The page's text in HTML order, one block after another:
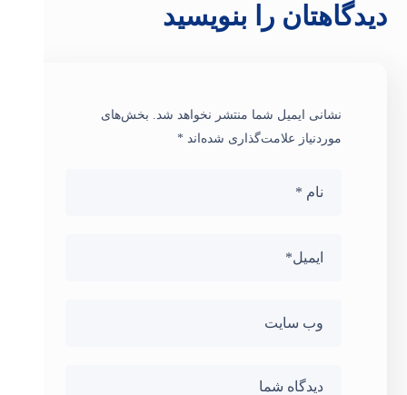
دیدگاهتان را بنویسید
نشانی ایمیل شما منتشر نخواهد شد. بخش‌های
موردنیاز علامت‌گذاری شده‌اند*